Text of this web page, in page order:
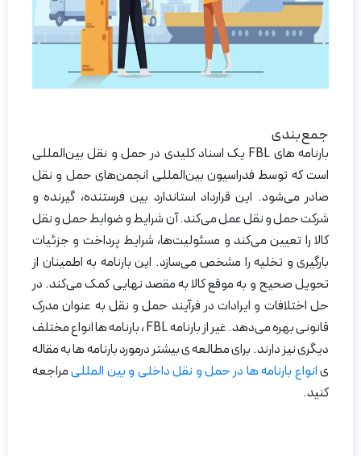
جمع‌بندی
بارنامه های FBL یک اسناد کلیدی در حمل و نقل بین‌المللی
است که توسط فدراسیون بین‌المللی انجمن‌های حمل و نقل
صادر می‌شود. این قرارداد استاندارد بین فرستنده، گیرنده و
شرکت حمل و نقل عمل می‌کند. آن شرایط و ضوابط حمل و نقل
کالا را تعیین می‌کند و مسئولیت‌ها، شرایط پرداخت و جزئیات
بارگیری و تخلیه را مشخص می‌سازد. این بارنامه به اطمینان از
تحویل صحیح و به موقع کالا به مقصد نهایی کمک می‌کند. در
حل اختلافات و ایرادات در فرآیند حمل و نقل به عنوان مدرک
قانونی بهره می‌دهد. غیر از بارنامه FBL ، بارنامه ها انواع مختلف
دیگری نیز دارند. برای مطالعه ی بیشتر درمورد بارنامه ها به مقاله
یانواع بارنامه ها در حمل و نقل داخلی و بین المللیمراجعه
کنید.